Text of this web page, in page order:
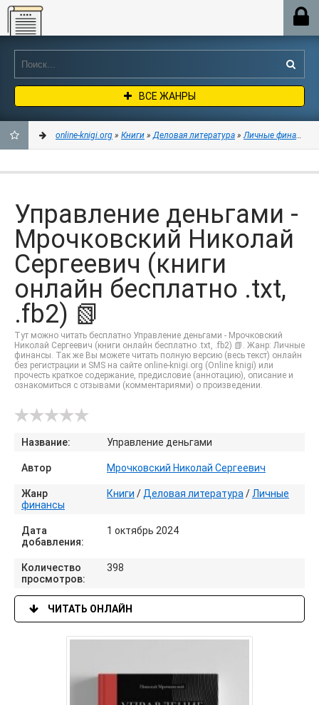
Online-knigi.org
ВСЕ ЖАНРЫ
ЗАКЛАДКИ
online-knigi.org » Книги »Деловая литература »Личные финансы
Управление деньгами -
Мрочковский Николай
Сергеевич (книги
онлайн бесплатно .txt,
.fb2) 📗
Тут можно читать бесплатно Управление деньгами - Мрочковский
Николай Сергеевич (книги онлайн бесплатно .txt, .fb2) 📗. Жанр: Личные
финансы. Так же Вы можете читать полную версию (весь текст) онлайн
без регистрации и SMS на сайте online-knigi.org (Online knigi) или
прочесть краткое содержание, предисловие (аннотацию), описание и
ознакомиться с отзывами (комментариями) о произведении.
Название: Управление деньгами
Автор Мрочковский Николай Сергеевич
Жанр Книги / Деловая литература / Личные
финансы
Дата
добавления:
1 октябрь 2024
Количество
просмотров:
398
ЧИТАТЬ ОНЛАЙН